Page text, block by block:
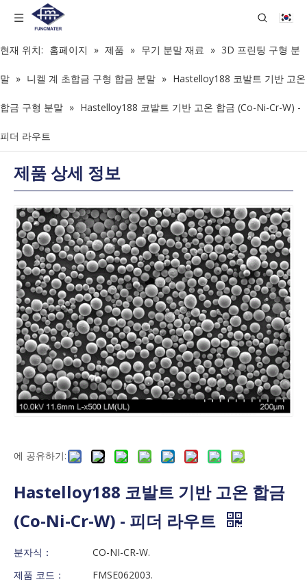
현재 위치: 홈페이지 » 제품 » 무기 분말 재료 » 3D 프린팅 구형 분
말 » 니켈 계 초합금 구형 합금 분말 » Hastelloy188 코발트 기반 고온
합금 구형 분말 » Hastelloy188 코발트 기반 고온 합금 (Co-Ni-Cr-W) -
피더 라우트
제품 상세 정보
에 공유하기:
Hastelloy188 코발트 기반 고온 합금
(Co-Ni-Cr-W) - 피더 라우트
분자식：
CO-NI-CR-W.
제품 코드：
FMSE062003.